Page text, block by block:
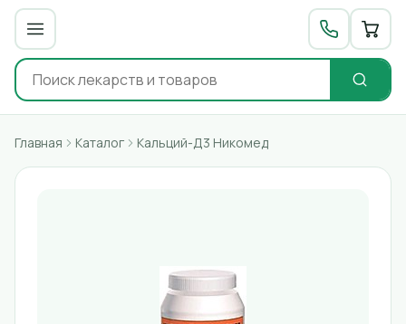
Главная Каталог Кальций-Д3 Никомед